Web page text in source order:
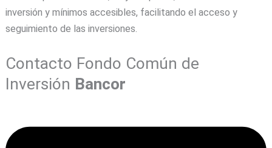
inversión y mínimos accesibles, facilitando el acceso y
seguimiento de las inversiones.
Contacto Fondo Común de
Inversión Bancor